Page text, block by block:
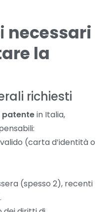
necessari
la
richiesti
patentein Italia,
(carta d’identità o
(spesso 2), recenti